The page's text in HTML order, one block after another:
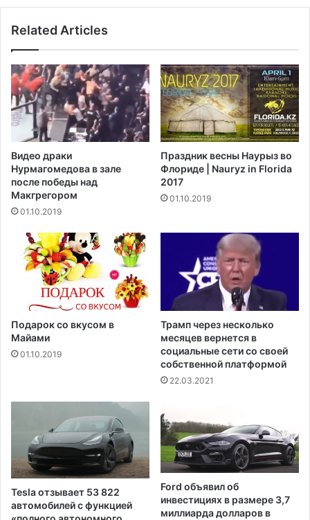
л
а
щ
и
м
С
Ш
А
н
е
м
е
с
д
е
ц
и
н
у
й
о
й
л
д
п
о
л
ж
ы
й
р
т
н
а
C
Related Articles
Видео драки
Нурмагомедова в зале
после победы над
Макгрегором‍
01.10.2019
Праздник весны Наурыз во
Флориде | Nauryz in Florida
2017
01.10.2019
Подарок со вкусом в
Майами
01.10.2019
Трамп через несколько
месяцев вернется в
социальные сети со своей
собственной платформой
22.03.2021
Tesla отзывает 53 822
автомобилей с функцией
Ford объявил об
инвестициях в размере 3,7
миллиарда долларов в